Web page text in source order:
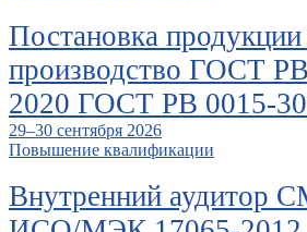
Постановка продукции
производство ГОСТ
2020 ГОСТ РВ 0015-
29–30 сентября 2026
Повышение квалификации
Внутренний аудитор